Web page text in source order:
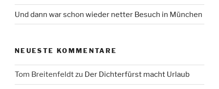
Und dann war schon wieder netter Besuch in München
NEUESTE KOMMENTARE
Tom Breitenfeldtzu Der Dichterfürst macht Urlaub